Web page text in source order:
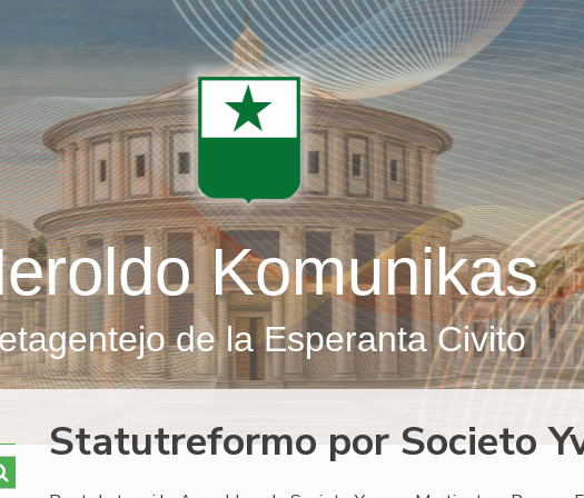
Komunikas
de la Esperanta Civito
Statutreformo por Societo